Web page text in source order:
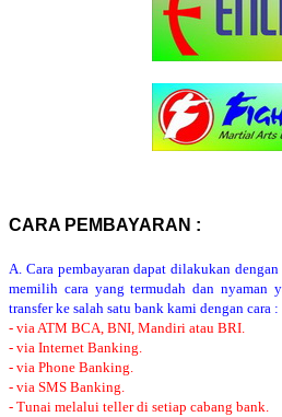
CARA PEMBAYARAN :
A. Cara pembayaran dapat dilakukan
memilih cara yang termudah dan nyaman
transfer ke salah satu bank kami dengan cara :
- via ATM BCA, BNI, Mandiri atau BRI.
- via Internet Banking.
- via Phone Banking.
- via SMS Banking.
- Tunai melalui teller di setiap cabang bank.